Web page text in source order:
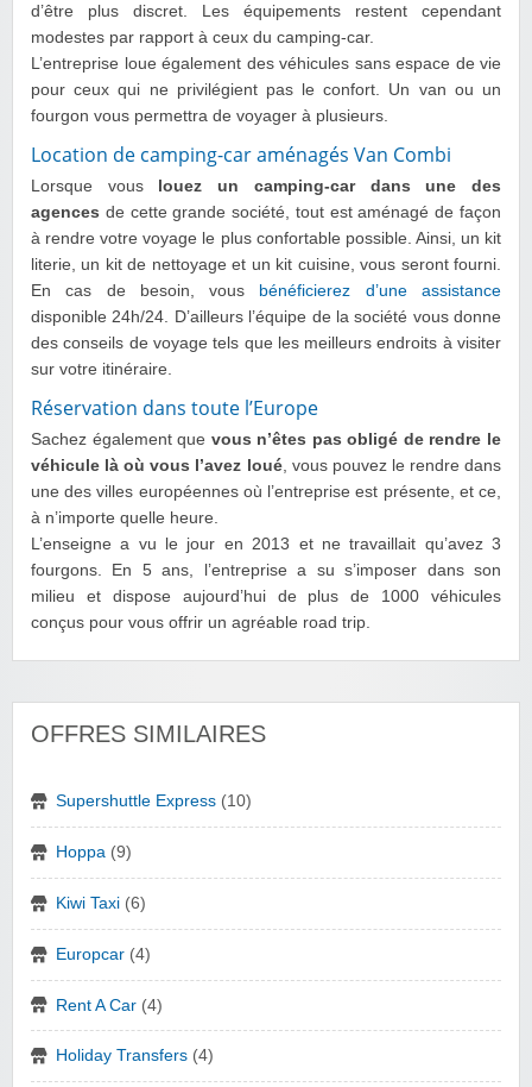
d’être plus discret. Les équipements restent cependant
modestes par rapport à ceux du camping-car.
L’entreprise loue également des véhicules sans espace de vie
pour ceux qui ne privilégient pas le confort. Un van ou un
fourgon vous permettra de voyager à plusieurs.
Location de camping-car aménagés Van Combi
Lorsque vous
louez un camping-car dans une des
agences de cette grande société, tout est aménagé de façon
à rendre votre voyage le plus confortable possible. Ainsi, un kit
literie, un kit de nettoyage et un kit cuisine, vous seront fourni.
En cas de besoin, vous
bénéficierez d’une assistance
disponible 24h/24. D’ailleurs l’équipe de la société vous donne
des conseils de voyage tels que les meilleurs endroits à visiter
sur votre itinéraire.
Réservation dans toute l’Europe
Sachez également que vous n’êtes pas obligé de rendre le
véhicule là où vous l’avez loué, vous pouvez le rendre dans
une des villes européennes où l’entreprise est présente, et ce,
à n’importe quelle heure.
L’enseigne a vu le jour en 2013 et ne travaillait qu’avez 3
fourgons. En 5 ans, l’entreprise a su s’imposer dans son
milieu et dispose aujourd’hui de plus de 1000 véhicules
conçus pour vous offrir un agréable road trip.
OFFRES SIMILAIRES
Supershuttle Express (10)
Hoppa (9)
Kiwi Taxi (6)
Europcar (4)
Rent A Car (4)
Holiday Transfers (4)